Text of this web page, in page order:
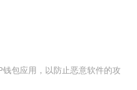
包应用，以防止恶意软件的攻